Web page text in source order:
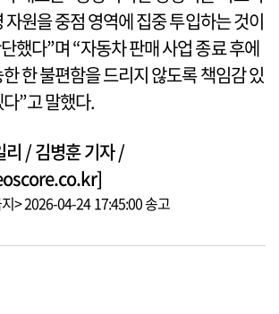
자원을 중점 영역에 집중 투입하는 것이
했다”며 “자동차 판매 사업 종료 후에
한 불편함을 드리지 않도록 책임감 있
”고 말했다.
리 / 김병훈 기자 /
> 2026-04-24 17:45:00 송고